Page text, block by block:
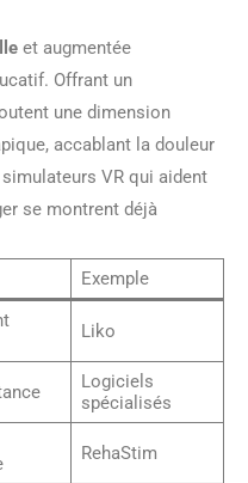
et augmentée
Offrant un
une dimension
accablant la douleur
VR qui aident
se montrent déjà
Exemple
Liko
Logiciels
spécialisés
RehaStim